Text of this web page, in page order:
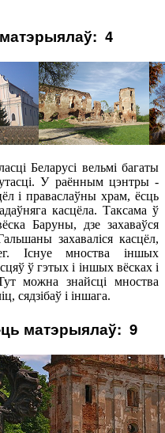
4
Беларусі вельмі багаты
У раённым цэнтры -
і праваслаўны храм, ёсць
касцёла. Таксама ў
Баруны, дзе захаваўся
захаваліся касцёл,
Існуе мноства іншых
ў гэтых і іншых вёсках і
можна знайсці мноства
сядзібаў і іншага.
матэрыялаў: 9